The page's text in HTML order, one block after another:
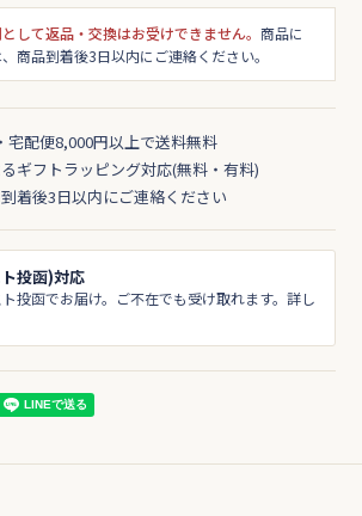
して返品・交換はお受けできません。商品に
商品到着後3日以内にご連絡ください。
宅配便8,000円以上で送料無料
ギフトラッピング対応(無料・有料)
着後3日以内にご連絡ください
投函)対応
投函でお届け。ご不在でも受け取れます。詳し